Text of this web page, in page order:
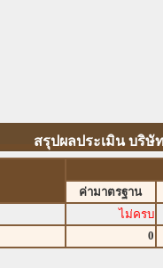
สรุปผลประเมิน บริ
ค่ามาตรฐาน
ไม่ครบ
0